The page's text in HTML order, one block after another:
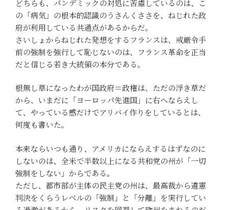
どちらも、パンデミックの対処に苦慮しているのは、こ
の「病気」の根本的認識のうさんくささを、ねじれた政
府が利用している共通点があるからだ。
さいしょからねじれた発想をするフランスは、戒厳令手
前の強制を強行して恥じないのは、フランス革命を正当
だと信じる若き大統領の本分である。
根無し草になったわが国政府＝政権は、ただの浮き草だ
から、いまだに「ヨーロッパ先進国」に右へならえし
て、やっている感だけでアリバイ作りをしているとは、
何度も書いた。
本来ならいつも通り、アメリカにならえするはずなのに
しないのは、全米で半数以上になる共和党の州が「一切
強制をしない」からである。
ただし、都市部が主体の民主党の州は、最高裁から違憲
判決をくらうレベルの「強制」と「分離」を実行してい